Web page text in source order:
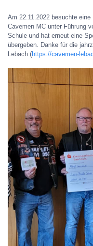
Am 22.11.2022 besuchte
Cavemen MC unter Führung
Schule und hat erneut eine
übergeben. Danke für die
Lebach (https://cavemen-